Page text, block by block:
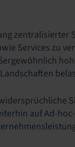
zentralisierter
Services zu
auf Ad-